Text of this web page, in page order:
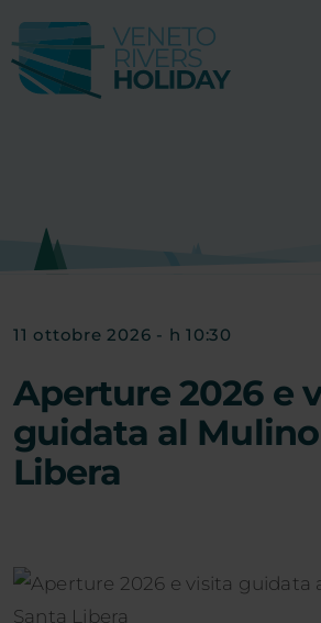
11 ottobre 2026 - h 10:30
Aperture 2026 e
guidata al
Libera